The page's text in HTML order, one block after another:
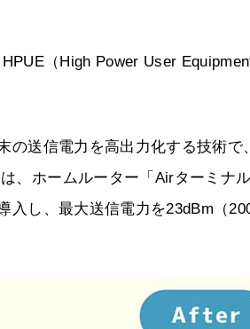
（High Power User
の送信電力を高出力化する技術で
、ホームルーター「Airターミナ
し、最大送信電力を23dBm（